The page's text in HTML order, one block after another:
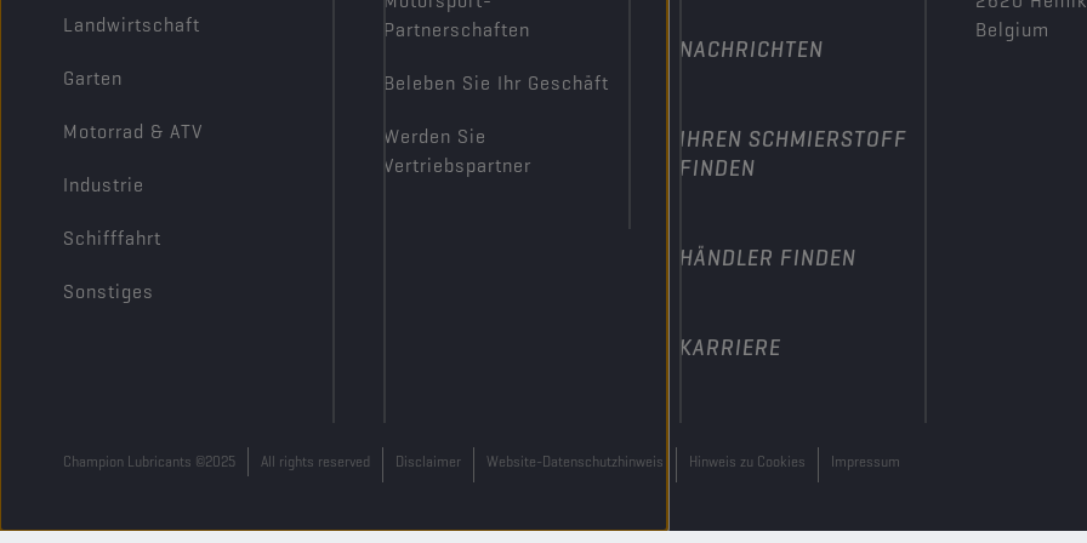
Landwirtschaft
Garten
Motorrad & ATV
Industrie
Schifffahrt
Sonstiges
Partnerschaften
Beleben Sie Ihr Geschäft
Werden Sie
Vertriebspartner
NACHRICHTEN
IHREN SCHMIERSTOFF
FINDEN
HÄNDLER FINDEN
KARRIERE
Belgium
Champion Lubricants ©2025 All rights reserved Disclaimer Website-Datenschutzhinweis Hinweis zu Cookies Impressum